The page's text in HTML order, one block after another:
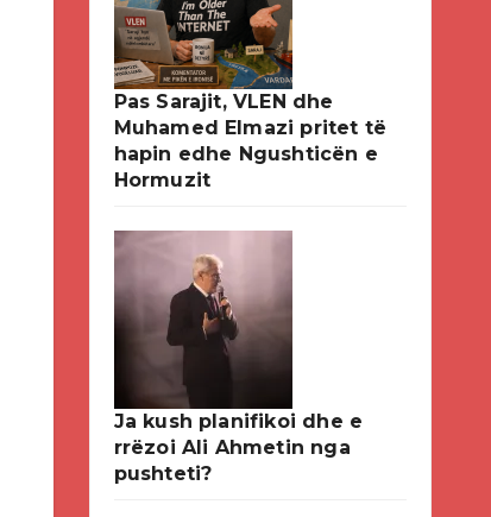
Pas Sarajit, VLEN dhe
Muhamed Elmazi pritet të
hapin edhe Ngushticën e
Hormuzit
Ja kush planifikoi dhe e
rrëzoi Ali Ahmetin nga
pushteti?